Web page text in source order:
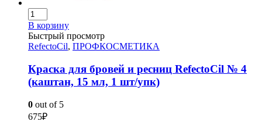
В корзину
Быстрый просмотр
RefectoCil, ПРОФКОСМЕТИКА
Краска для бровей и ресниц RefectoCil № 4
(каштан, 15 мл, 1 шт/упк)
0 out of 5
675₽